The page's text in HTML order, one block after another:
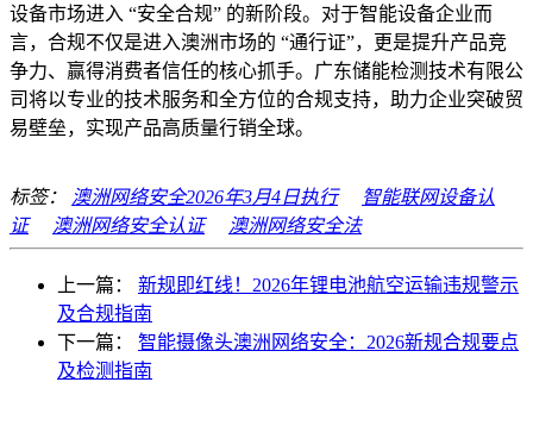
设备市场进入 “安全合规” 的新阶段。对于智能设备企业而
言，合规不仅是进入澳洲市场的 “通行证”，更是提升产品竞
争力、赢得消费者信任的核心抓手。广东储能检测技术有限公
司将以专业的技术服务和全方位的合规支持，助力企业突破贸
易壁垒，实现产品高质量行销全球。
标签： 澳洲网络安全2026年3月4日执行
智能联网设备认
证
澳洲网络安全认证 澳洲网络安全法
上一篇： 新规即红线！2026年锂电池航空运输违规警示
及合规指南
下一篇： 智能摄像头澳洲网络安全：2026新规合规要点
及检测指南